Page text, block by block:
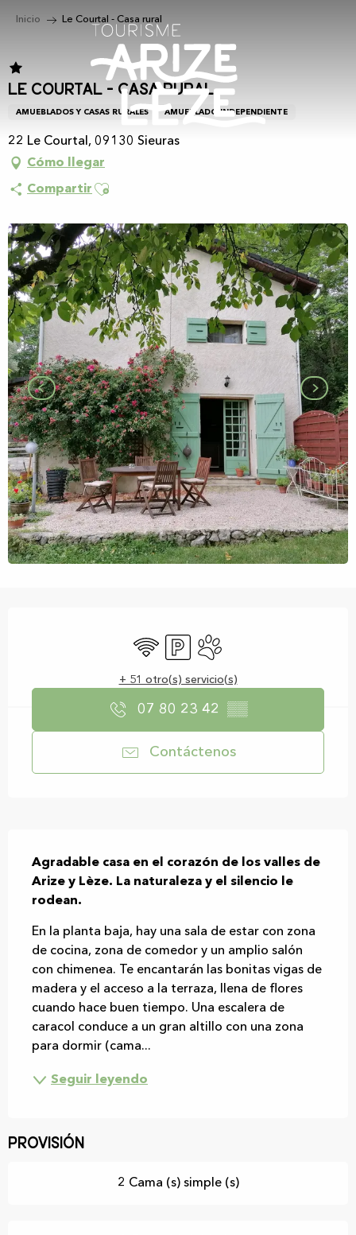
principal
Inicio Le Courtal - Casa rural
Le Courtal - Casa rural
AMUEBLADOS Y CASAS RURALES AMUEBLADO INDEPENDIENTE
22 Le Courtal, 09130 Sieuras
Cómo llegar
Compartir Ajouter aux favoris
Wifi Aparcamiento
Se aceptan animales
+ 51 otro(s) servicio(s)
07 80 23 42 ▒▒
Contáctenos
Agradable casa en el corazón de los valles de
Arize y Lèze. La naturaleza y el silencio le
rodean.
En la planta baja, hay una sala de estar con zona
de cocina, zona de comedor y un amplio salón
con chimenea. Te encantarán las bonitas vigas de
madera y el acceso a la terraza, llena de flores
cuando hace buen tiempo. Una escalera de
caracol conduce a un gran altillo con una zona
para dormir (cama...
Seguir leyendo
Provisión
2 Cama (s) simple (s)